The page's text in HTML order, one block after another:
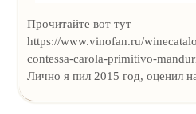
Прочитайте вот тут
https://www.vinofan.ru/
contessa-carola-primitivo-
Лично я пил 2015 год, оценил